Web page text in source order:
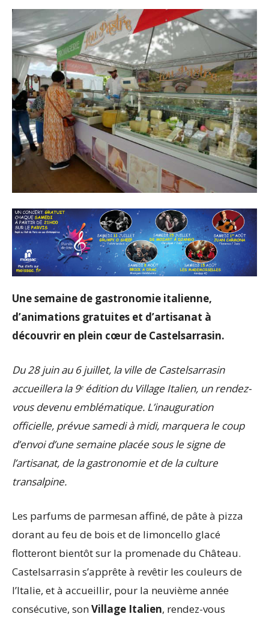
Une semaine de gastronomie italienne,
d’animations gratuites et d’artisanat à
découvrir en plein cœur de Castelsarrasin.
Du 28 juin au 6 juillet, la ville de Castelsarrasin
accueillera la 9ᵉ édition du Village Italien, un rendez-
vous devenu emblématique. L’inauguration
officielle, prévue samedi à midi, marquera le coup
d’envoi d’une semaine placée sous le signe de
l’artisanat, de la gastronomie et de la culture
transalpine.
Les parfums de parmesan affiné, de pâte à pizza
dorant au feu de bois et de limoncello glacé
flotteront bientôt sur la promenade du Château.
Castelsarrasin s’apprête à revêtir les couleurs de
l’Italie, et à accueillir, pour la neuvième année
consécutive, sonVillage Italien, rendez-vous